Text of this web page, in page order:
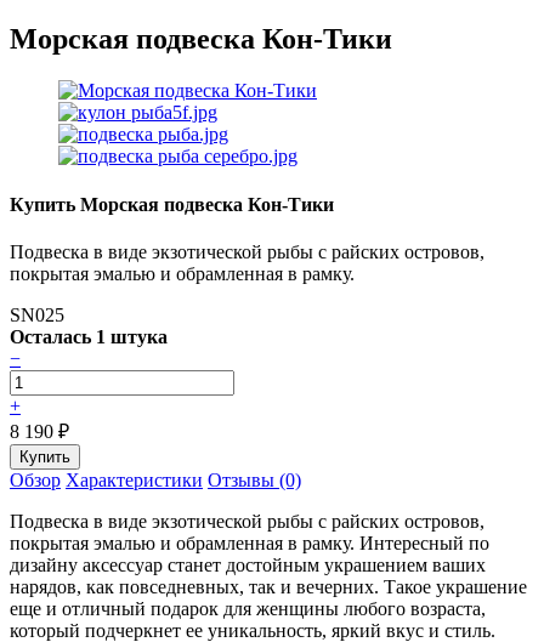
Морская подвеска Кон-Тики
Купить Морская подвеска Кон-Тики
Подвеска в виде экзотической рыбы с райских островов,
покрытая эмалью и обрамленная в рамку.
SN025
Осталась 1 штука
−
+
8 190 ₽
Обзор Характеристики Отзывы (0)
Подвеска в виде экзотической рыбы с райских островов,
покрытая эмалью и обрамленная в рамку. Интересный по
дизайну аксессуар станет достойным украшением ваших
нарядов, как повседневных, так и вечерних. Такое украшение
еще и отличный подарок для женщины любого возраста,
который подчеркнет ее уникальность, яркий вкус и стиль.